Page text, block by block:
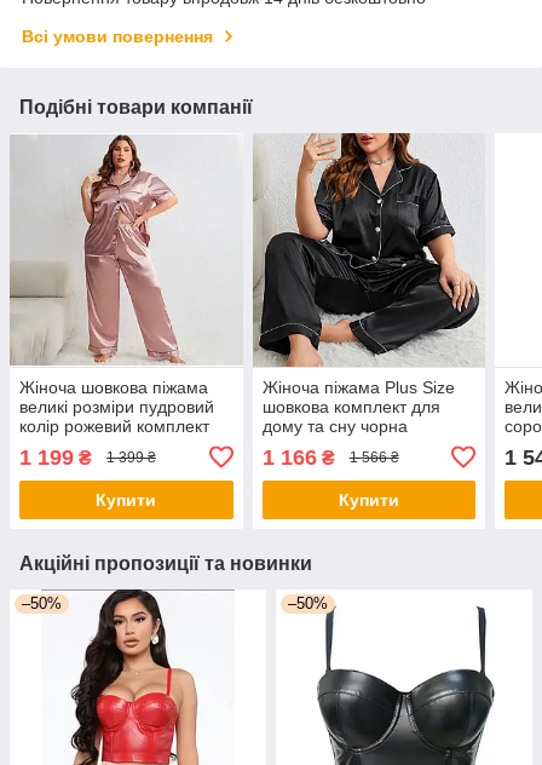
Всі умови повернення
Подібні товари компанії
Жіноча шовкова піжама
великі розміри пудровий
колір рожевий комплект
для дому сорочка і штани
1 199 ₴ 1 399 ₴
Купити
Жіноча піжама Plus Size
шовкова комплект для
дому та сну чорна
1 166₴ 1 566 ₴
Купити
та
1
Акційні пропозиції та новинки
–50% –50%